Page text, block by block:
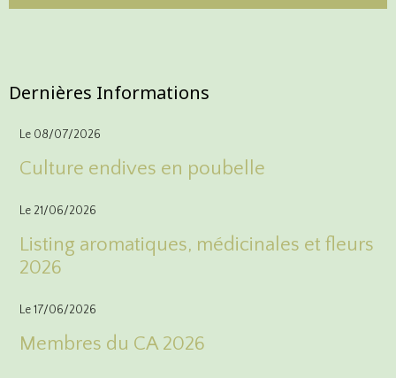
Dernières Informations
Le 08/07/2026
Culture endives en poubelle
Le 21/06/2026
Listing aromatiques, médicinales et fleurs
2026
Le 17/06/2026
Membres du CA 2026